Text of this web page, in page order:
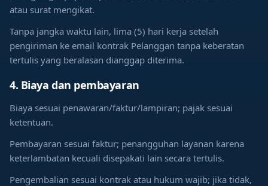
atau surat mengikat.
Tanpa jangka waktu lain, lima (5) hari kerja setelah
pengiriman ke email kontrak Pelanggan tanpa keberatan
tertulis yang beralasan dianggap diterima.
4. Biaya dan pembayaran
Biaya sesuai penawaran/faktur/lampiran; pajak sesuai
ketentuan.
Pembayaran sesuai faktur; penangguhan layanan karena
keterlambatan kecuali disepakati lain secara tertulis.
Pengembalian sesuai kontrak atau hukum wajib; jika tidak,